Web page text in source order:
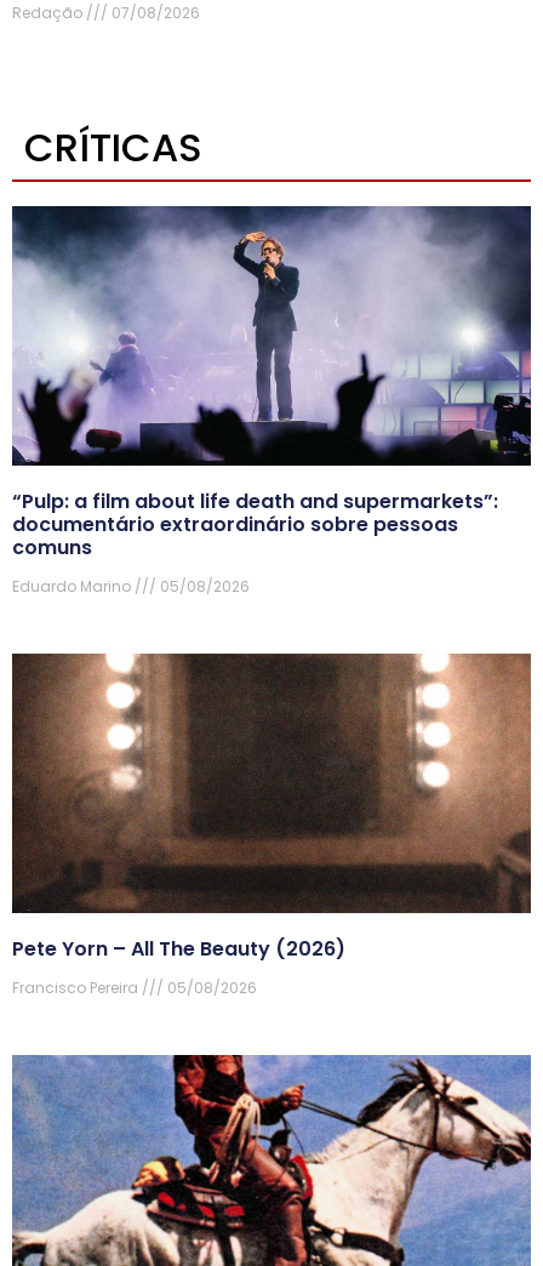
Redação 07/08/2026
CRÍTICAS
“Pulp: a film about life death and supermarkets”:
documentário extraordinário sobre pessoas
comuns
Eduardo Marino 05/08/2026
Pete Yorn – All The Beauty (2026)
Francisco Pereira 05/08/2026